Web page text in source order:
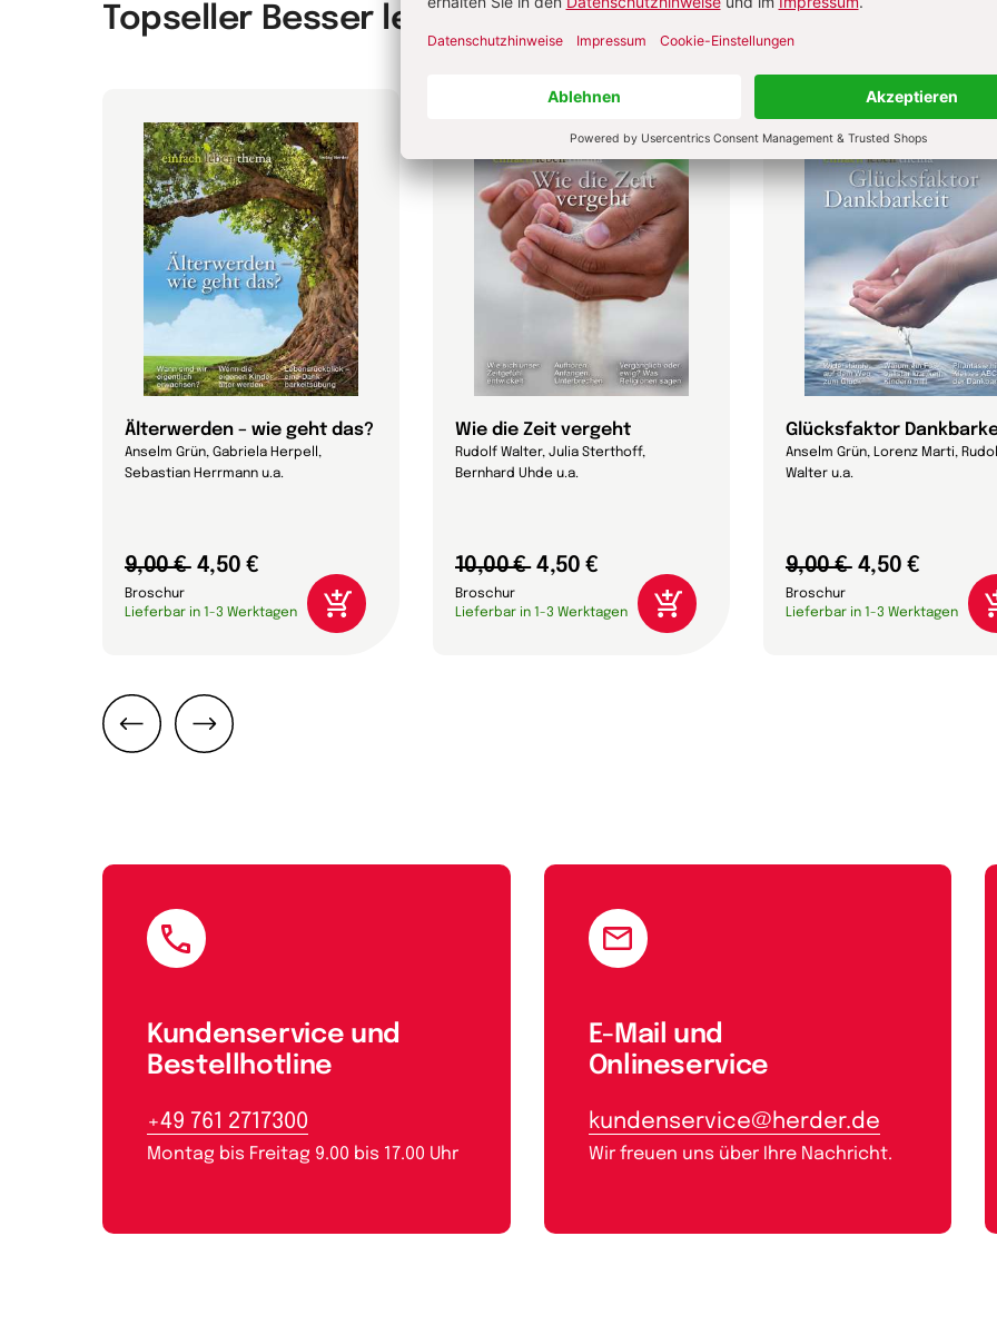
Topseller Besser leben
Älterwerden – wie geht das?
Anselm Grün, Gabriela Herpell,
Sebastian Herrmann u.a.
9,00 € 4,50 €
Broschur
Lieferbar in 1-3 Werktagen
Wie die Zeit vergeht
Rudolf Walter, Julia Sterthoff,
Bernhard Uhde u.a.
10,00 € 4,50 €
Broschur
Lieferbar in 1-3 Werktagen
Glücksfaktor
Anselm Grün, Lorenz Marti,
Walter u.a.
9,00 € 4,50 €
Broschur
Lieferbar in 1-3 Werktagen
Kundenservice und
Bestellhotline
+49 761 2717300
Montag bis Freitag 9.00 bis 17.00 Uhr
E-Mail und
Onlineservice
kundenservice@herder.de
Wir freuen uns über Ihre Nachricht.